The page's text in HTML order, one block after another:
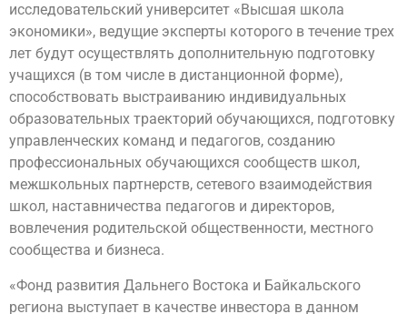
исследовательский университет «Высшая школа
экономики», ведущие эксперты которого в течение трех
лет будут осуществлять дополнительную подготовку
учащихся (в том числе в дистанционной форме),
способствовать выстраиванию индивидуальных
образовательных траекторий обучающихся, подготовку
управленческих команд и педагогов, созданию
профессиональных обучающихся сообществ школ,
межшкольных партнерств, сетевого взаимодействия
школ, наставничества педагогов и директоров,
вовлечения родительской общественности, местного
сообщества и бизнеса.
«Фонд развития Дальнего Востока и Байкальского
региона выступает в качестве инвестора в данном